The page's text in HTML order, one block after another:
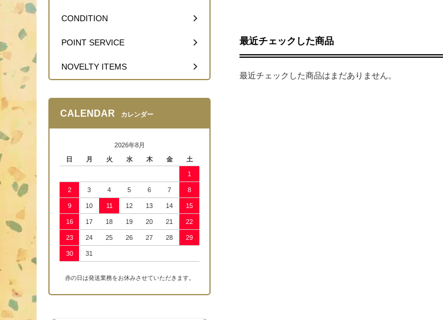
最近チェックした商品
最近チェックした商品はまだありません。
CONDITION
POINT SERVICE
NOVELTY ITEMS
CALENDAR カレンダー
2026年8月
日
月 火 水 木 金 土
1
2 3 4 5 6 7 8
9 10 11 12 13 14 15
16 17 18 19 20 21 22
23 24 25 26 27 28 29
30 31
赤の日は発送業務をお休みさせていただきます。